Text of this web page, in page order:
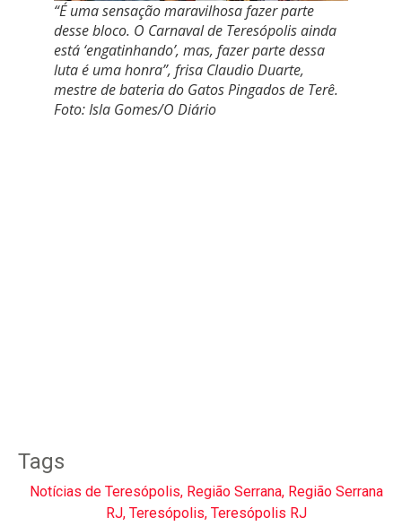
“É uma sensação maravilhosa fazer parte
desse bloco. O Carnaval de Teresópolis ainda
está ‘engatinhando’, mas, fazer parte dessa
luta é uma honra”, frisa Claudio Duarte,
mestre de bateria do Gatos Pingados de Terê.
Foto: Isla Gomes/O Diário
Tags
Notícias de Teresópolis, Região Serrana, Região Serrana
RJ, Teresópolis, Teresópolis RJ